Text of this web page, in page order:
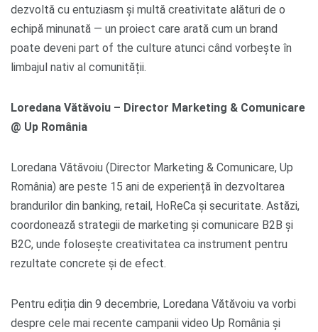
dezvoltă cu entuziasm și multă creativitate alături de o
echipă minunată — un proiect care arată cum un brand
poate deveni part of the culture atunci când vorbește în
limbajul nativ al comunității.
Loredana Vătăvoiu – Director Marketing & Comunicare
@ Up România
Loredana Vătăvoiu (Director Marketing & Comunicare, Up
România) are peste 15 ani de experiență în dezvoltarea
brandurilor din banking, retail, HoReCa și securitate. Astăzi,
coordonează strategii de marketing și comunicare B2B și
B2C, unde folosește creativitatea ca instrument pentru
rezultate concrete și de efect.
Pentru ediția din 9 decembrie, Loredana Vătăvoiu va vorbi
despre cele mai recente campanii video Up România și